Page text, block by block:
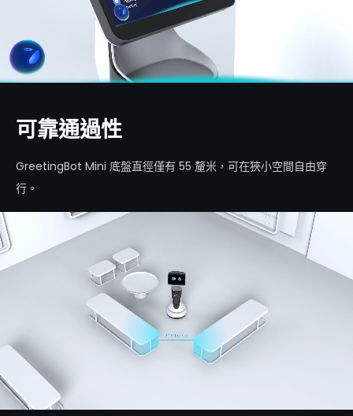
可靠通過性
GreetingBot Mini 底盤直徑僅有 55 釐米，可在狹小空間自由穿
行。